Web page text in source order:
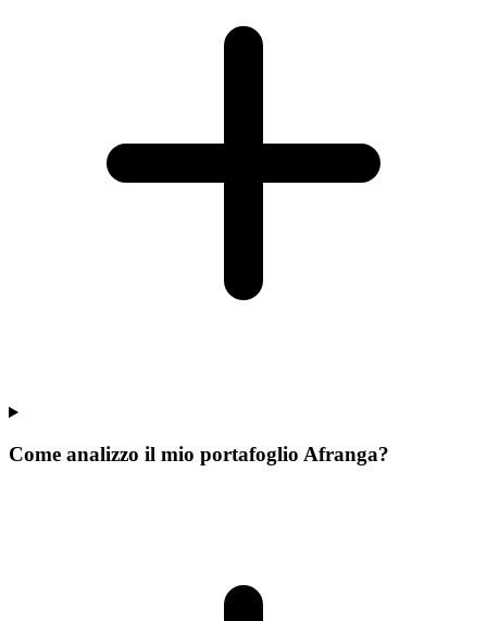
Come analizzo il mio portafoglio Afranga?